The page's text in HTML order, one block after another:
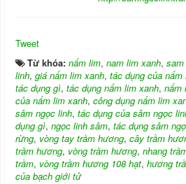
Tweet
Từ khóa: nấm lim, nam lim xanh,
linh, giá nấm lim xanh, tác dụng của nấm
tác dụng gì, tác dụng nấm lim xanh, nấm
của nấm lim xanh, công dụng nấm lim
sâm ngọc linh, tác dụng của sâm ngọc
dụng gì, ngọc linh sâm, tác dụng sâm
rừng, vòng tay trầm hương, cây trầm
trầm hương, vòng trầm hương, nhang
trầm, vòng trầm hương 108 hạt, hương
của bạch giới tử